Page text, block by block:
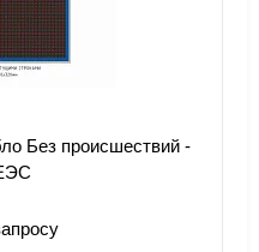
Без происшествий -